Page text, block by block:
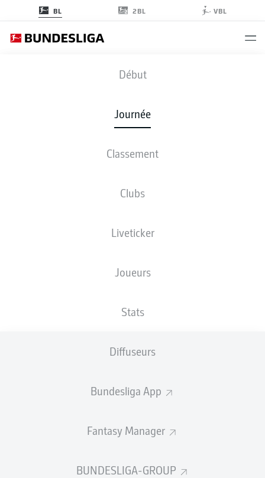
BL 2BL VBL
Début
Journée
Classement
Clubs
Liveticker
Joueurs
Stats
Diffuseurs
Bundesliga App
Fantasy Manager
BUNDESLIGA-GROUP
BMG - SVW
2 2
COMPOSITIONS STATISTIQUES